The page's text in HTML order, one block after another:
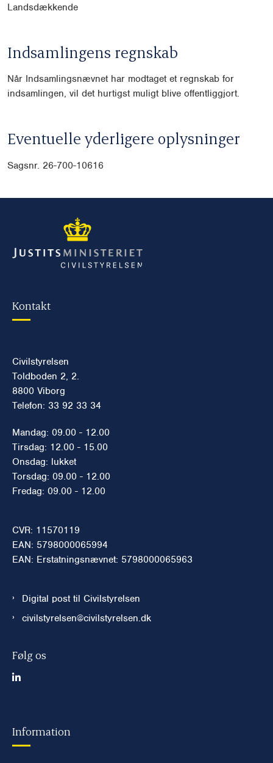
Landsdækkende
Indsamlingens regnskab
Når Indsamlingsnævnet har modtaget et regnskab for
indsamlingen, vil det hurtigst muligt blive offentliggjort.
Eventuelle yderligere oplysninger
Sagsnr. 26-700-10616
Kontakt
Civilstyrelsen
Toldboden 2, 2.
8800 Viborg
Telefon: 33 92 33 34
Mandag: 09.00 - 12.00
Tirsdag: 12.00 - 15.00
Onsdag: lukket
Torsdag: 09.00 - 12.00
Fredag: 09.00 - 12.00
CVR: 11570119
EAN: 5798000065994
EAN: Erstatningsnævnet: 5798000065963
Digital post til Civilstyrelsen
civilstyrelsen@civilstyrelsen.dk
Følg os
Information